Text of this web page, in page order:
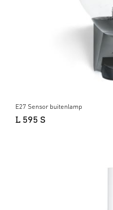
E27 Sensor buitenlamp
L 595 S